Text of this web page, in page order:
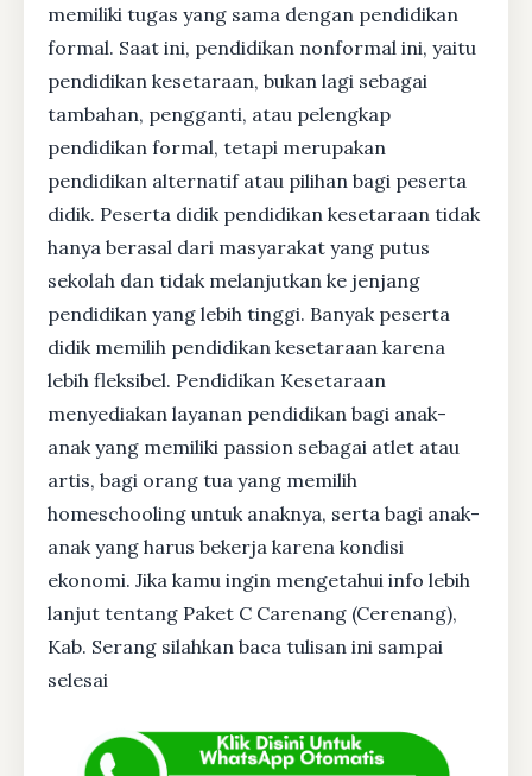
memiliki tugas yang sama dengan pendidikan
formal. Saat ini, pendidikan nonformal ini, yaitu
pendidikan kesetaraan, bukan lagi sebagai
tambahan, pengganti, atau pelengkap
pendidikan formal, tetapi merupakan
pendidikan alternatif atau pilihan bagi peserta
didik. Peserta didik pendidikan kesetaraan tidak
hanya berasal dari masyarakat yang putus
sekolah dan tidak melanjutkan ke jenjang
pendidikan yang lebih tinggi. Banyak peserta
didik memilih pendidikan kesetaraan karena
lebih fleksibel. Pendidikan Kesetaraan
menyediakan layanan pendidikan bagi anak-
anak yang memiliki passion sebagai atlet atau
artis, bagi orang tua yang memilih
homeschooling untuk anaknya, serta bagi anak-
anak yang harus bekerja karena kondisi
ekonomi. Jika kamu ingin mengetahui info lebih
lanjut tentang Paket C Carenang (Cerenang),
Kab. Serang silahkan baca tulisan ini sampai
selesai